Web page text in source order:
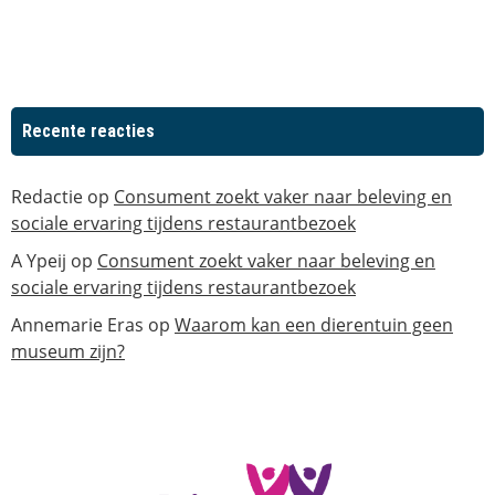
Recente reacties
Redactie op Consument zoekt vaker naar beleving en
sociale ervaring tijdens restaurantbezoek
A Ypeij op Consument zoekt vaker naar beleving en
sociale ervaring tijdens restaurantbezoek
Annemarie Eras op Waarom kan een dierentuin geen
museum zijn?